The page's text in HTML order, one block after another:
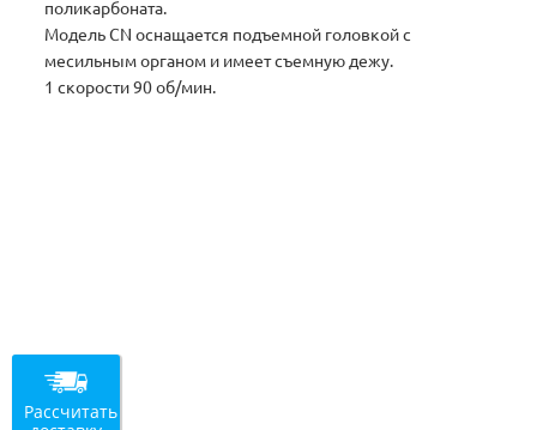
поликарбоната.
Модель CN оснащается подъемной головкой с
месильным органом и имеет съемную дежу.
1 скорости 90 об/мин.
Рассчитать